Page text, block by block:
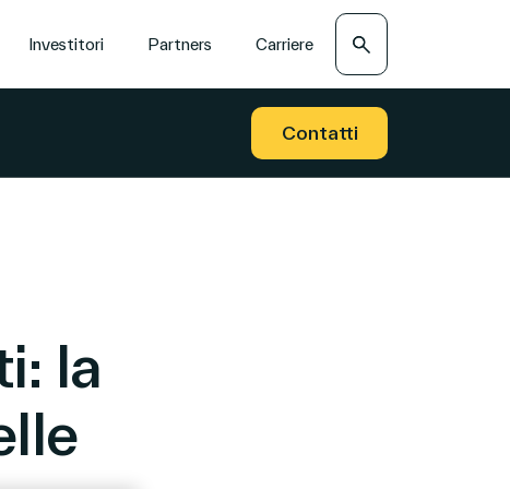
Investitori Partners Carriere Search
Contatti
la